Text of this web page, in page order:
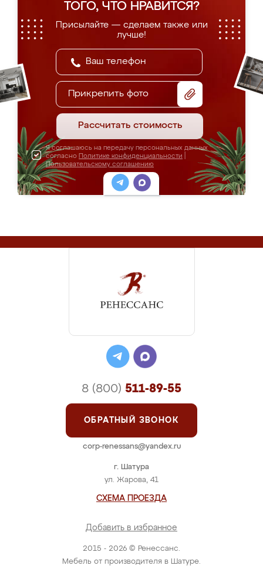
ТОГО, ЧТО НРАВИТСЯ?
Присылайте — сделаем также или
лучше!
Прикрепить фото
Рассчитать стоимость
Я соглашаюсь на передачу персональных данных
согласно Политике конфиденциальности
Пользовательскому соглашению
2015 - 2026 © Ренессанс.
Мебель от производителя в Шатуре.
г. Шатура
ул. Жарова, 41
СХЕМА ПРОЕЗДА
Добавить в избранное
8 (800) 511-89-55
ОБРАТНЫЙ ЗВОНОК
corp-renessans@yandex.ru